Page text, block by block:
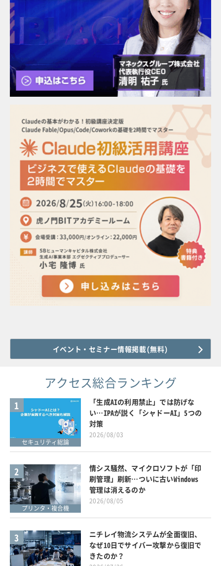
イベント・セミナー情報掲載(無料)
アクセス総合ランキング
1
セキュリティ総論
「生成AIの利用禁止」では防げな
い…IPAが説く「シャドーAI」5つの
対策
2026/08/03
2
プリンタ・複合機
情シス騒然、マイクロソフトが「印
刷管理」刷新…ついに古いWindows
管理は消えるのか
2026/08/05
3
ニチレイ物流システムが全面復旧、
なぜ10日でサイバー攻撃から復旧で
きたのか？